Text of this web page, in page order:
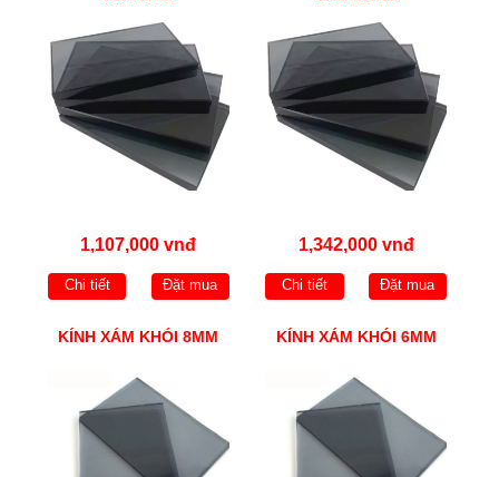
1,107,000 vnđ
Chi tiết Đặt mua
1,342,000 vnđ
Chi tiết Đặt mua
KÍNH XÁM KHÓI 8MM KÍNH XÁM KHÓI 6MM